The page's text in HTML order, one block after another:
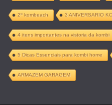
2º kombeach 3 ANIVERSARIO
4 itens importantes na vistoria da kombi
5 Dicas Essenciais para kombi home
ARMAZEM GARAGEM